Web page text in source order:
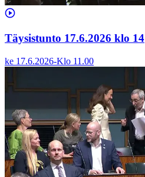
Täysistunto 17.6.2026 klo 14
ke 17.6.2026-Klo 11.00